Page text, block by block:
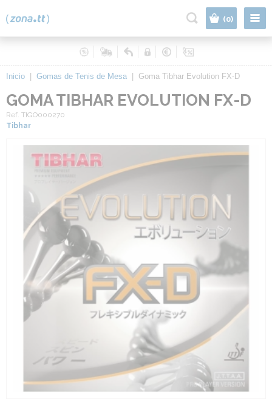
(0)
Inicio Gomas de Tenis de Mesa Goma Tibhar Evolution FX-D
GOMA TIBHAR EVOLUTION FX-D
Ref. TIGO000270
Tibhar